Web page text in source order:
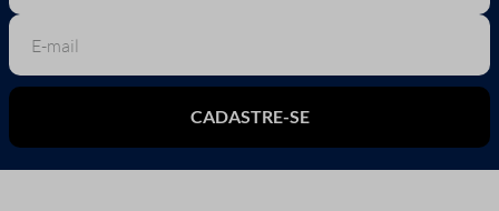
CADASTRE-SE